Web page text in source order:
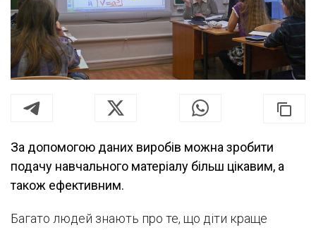
За допомогою даних виробів можна зробити
подачу навчального матеріалу більш цікавим, а
також ефективним.
Багато людей знають про те, що діти краще